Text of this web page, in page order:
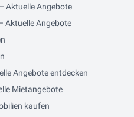
Aktuelle Angebote
Aktuelle Angebote
Angebote entdecken
Mietangebote
kaufen